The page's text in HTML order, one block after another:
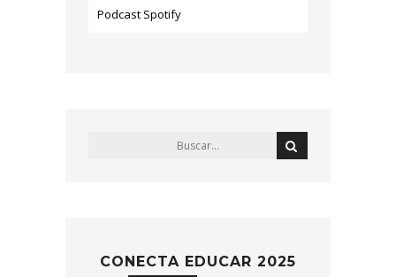
Podcast Spotify
CONECTA EDUCAR 2025